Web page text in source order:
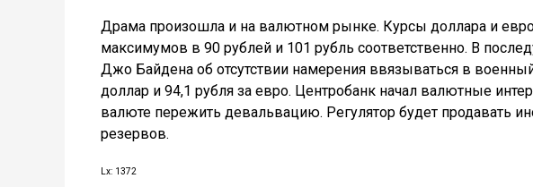
Драма произошла и на валютном рынке. Курсы доллара и
максимумов в 90 рублей и 101 рубль соответственно. В
Джо Байдена об отсутствии намерения ввязываться в
доллар и 94,1 рубля за евро. Центробанк начал валютные
валюте пережить девальвацию. Регулятор будет продавать
резервов.
Lx: 1372